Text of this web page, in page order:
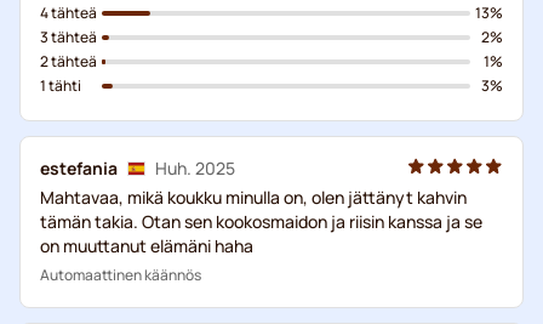
4 tähteä
3 tähteä
2 tähteä
1 tähti
13%
2%
1%
3%
estefania
Huh. 2025
Mahtavaa, mikä koukku minulla on, olen jättänyt kahvin
tämän takia. Otan sen kookosmaidon ja riisin kanssa ja se
on muuttanut elämäni haha
Automaattinen käännös